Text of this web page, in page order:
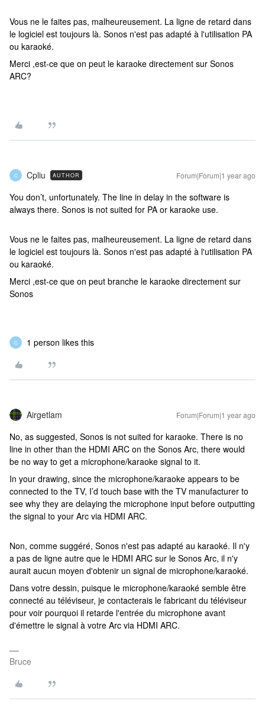
Vous ne le faites pas, malheureusement. La ligne de retard dans
le logiciel est toujours là. Sonos n'est pas adapté à l'utilisation PA
ou karaoké.
Merci ,est-ce que on peut le karaoke directement sur Sonos
ARC?
C Cpliu AUTHOR Forum|Forum|1 year ago
You don’t, unfortunately. The line in delay in the software is
always there. Sonos is not suited for PA or karaoke use.
Vous ne le faites pas, malheureusement. La ligne de retard dans
le logiciel est toujours là. Sonos n'est pas adapté à l'utilisation PA
ou karaoké.
Merci ,est-ce que on peut branche le karaoke directement sur
Sonos
C 1 person likes this
Airgetlam Forum|Forum|1 year ago
No, as suggested, Sonos is not suited for karaoke. There is no
line in other than the HDMI ARC on the Sonos Arc, there would
be no way to get a microphone/karaoke signal to it.
In your drawing, since the microphone/karaoke appears to be
connected to the TV, I’d touch base with the TV manufacturer to
see why they are delaying the microphone input before outputting
the signal to your Arc via HDMI ARC.
Non, comme suggéré, Sonos n'est pas adapté au karaoké. Il n'y
a pas de ligne autre que le HDMI ARC sur le Sonos Arc, il n'y
aurait aucun moyen d'obtenir un signal de microphone/karaoké.
Dans votre dessin, puisque le microphone/karaoké semble être
connecté au téléviseur, je contacterais le fabricant du téléviseur
pour voir pourquoi il retarde l'entrée du microphone avant
d'émettre le signal à votre Arc via HDMI ARC.
Bruce